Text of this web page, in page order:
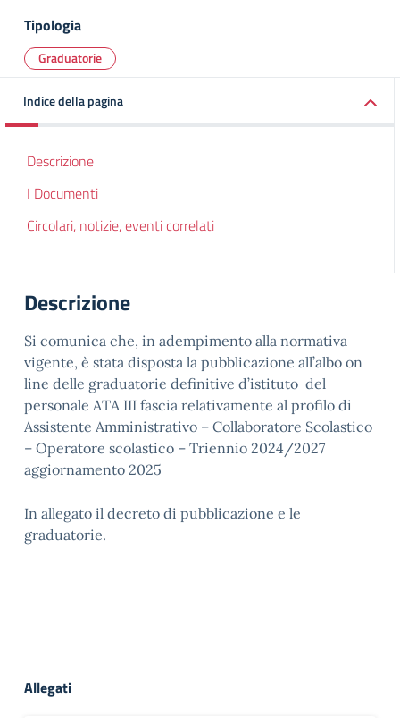
Tipologia
Graduatorie
Indice della pagina
Descrizione
I Documenti
Circolari, notizie, eventi correlati
Descrizione
Si comunica che, in adempimento alla normativa
vigente, è stata disposta la pubblicazione all’albo on
line delle graduatorie definitive d’istituto del
personale ATA III fascia relativamente al profilo di
Assistente Amministrativo – Collaboratore Scolastico
– Operatore scolastico – Triennio 2024/2027
aggiornamento 2025
In allegato il decreto di pubblicazione e le
graduatorie.
Allegati